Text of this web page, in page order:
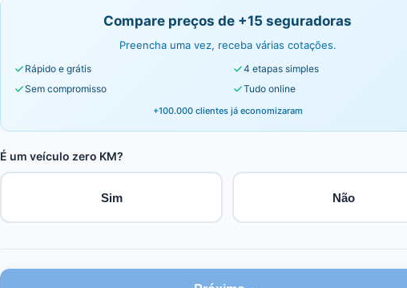
Compare preços de +15 seguradoras
Preencha uma vez, receba várias cotações.
Rápido e grátis
4 etapas simples
Sem compromisso
Tudo online
+100.000 clientes já economizaram
É um veículo zero KM?
Sim Não